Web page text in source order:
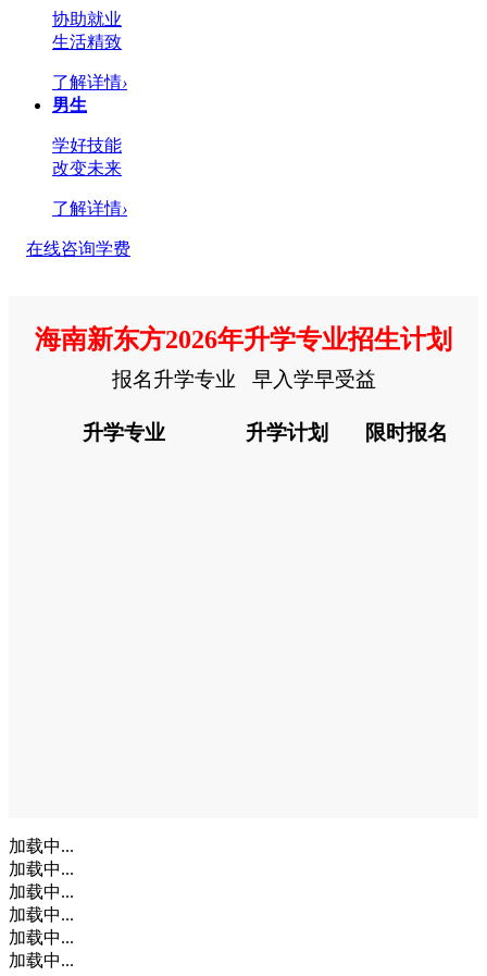
协助就业
生活精致
了解详情›
男生
学好技能
改变未来
了解详情›
在线咨询学费
海南新东方2026年升学专业招生计划
报名升学专业 早入学早受益
升学专业 升学计划 限时报名
加载中...
加载中...
加载中...
加载中...
加载中...
加载中...